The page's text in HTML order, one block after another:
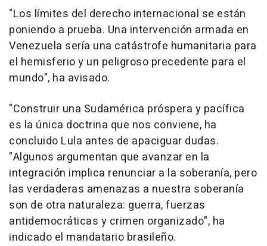
"Los límites del derecho internacional se están
poniendo a prueba. Una intervención armada en
Venezuela sería una catástrofe humanitaria para
el hemisferio y un peligroso precedente para el
mundo", ha avisado.
"Construir una Sudamérica próspera y pacífica
es la única doctrina que nos conviene, ha
concluido Lula antes de apaciguar dudas.
"Algunos argumentan que avanzar en la
integración implica renunciar a la soberanía, pero
las verdaderas amenazas a nuestra soberanía
son de otra naturaleza: guerra, fuerzas
antidemocráticas y crimen organizado", ha
indicado el mandatario brasileño.